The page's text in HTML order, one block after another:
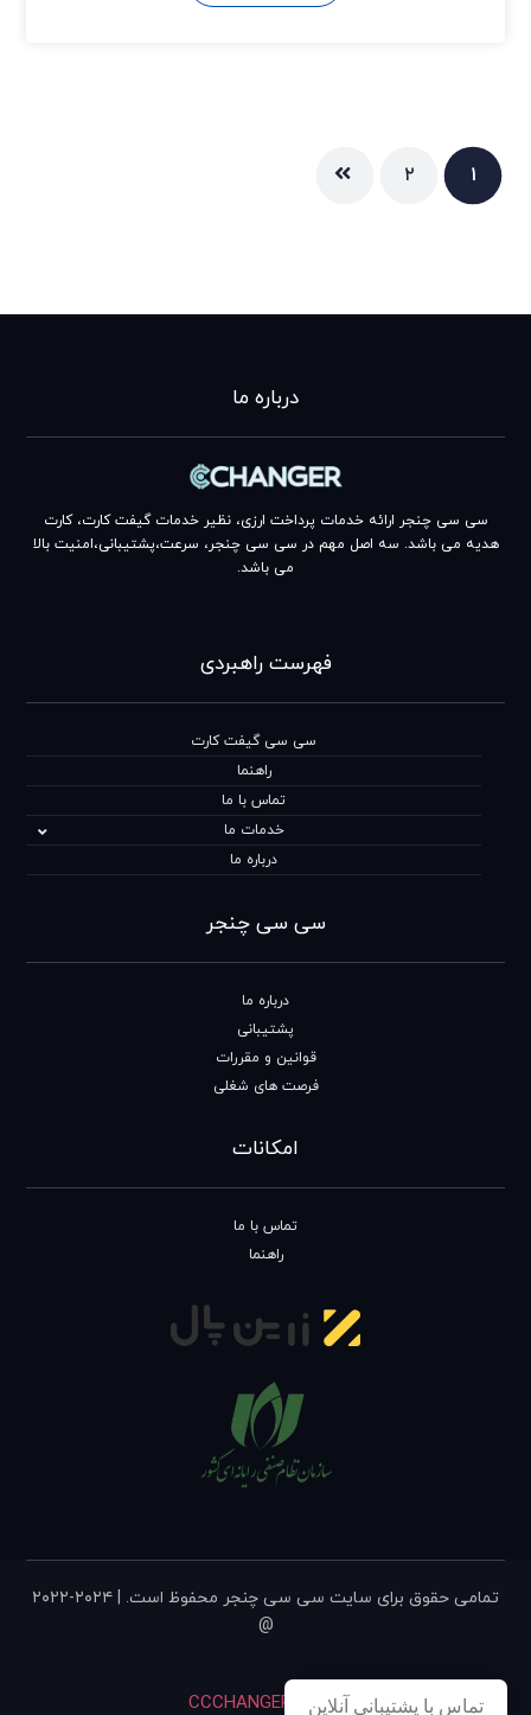
۱ ۲
درباره ما
سی سی چنجر ارائه خدمات پرداخت ارزی، نظیر خدمات گیفت کارت، کارت
هدیه می باشد. سه اصل مهم در سی سی چنجر، سرعت،پشتیبانی،امنیت بالا
می باشد.
فهرست راهبردی
سی سی گیفت کارت
راهنما
تماس با ما
خدمات ما
درباره ما
سی سی چنجر
درباره ما
پشتیبانی
قوانین و مقررات
فرصت های شغلی
امکانات
تماس با ما
راهنما
تمامی حقوق برای سایت سی سی چنجر محفوظ است. | ۲۰۲۴-۲۰۲۲
@
CCCHANGER, v۹.۴۲تماس با پشتیبانی آنلاین